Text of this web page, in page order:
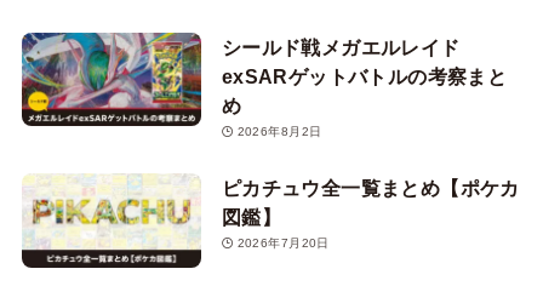
シールド戦メガエルレイド
exSARゲットバトルの考察まと
め
2026年8月2日
ピカチュウ全一覧まとめ【ポケカ
図鑑】
2026年7月20日